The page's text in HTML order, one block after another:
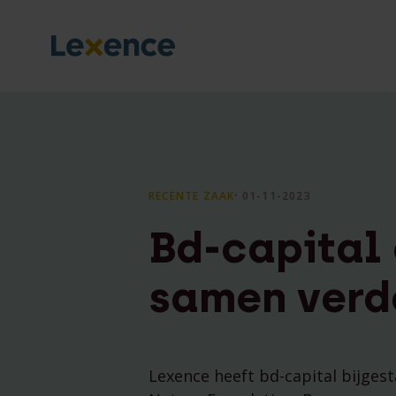
RECENTE ZAAK⸱ 01-11-2023
Bd-capital
samen
Lexence heeft bd-capital